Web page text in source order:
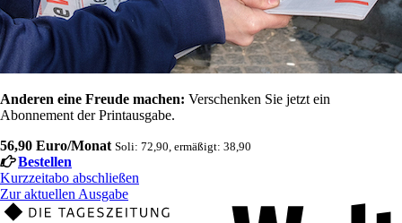
Anderen eine Freude machen: Verschenken Sie jetzt ein
Abonnement der Printausgabe.
56,90 Euro/Monat Soli: 72,90, ermäßigt: 38,90
Bestellen
Kurzzeitabo abschließen
Zur aktuellen Ausgabe